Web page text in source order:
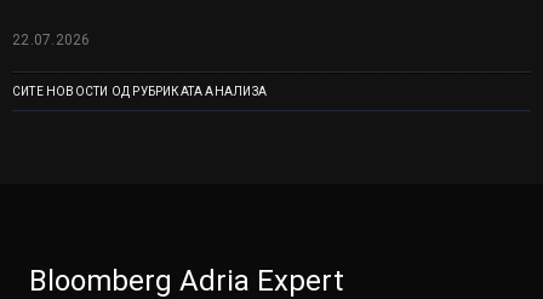
22.07.2026
СИТЕ НОВОСТИ ОД РУБРИКАТА АНАЛИЗА
Bloomberg Adria Expert